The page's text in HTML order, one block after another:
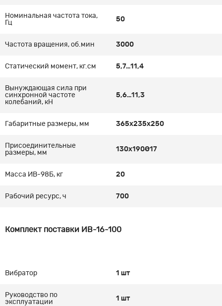
Номинальная частота тока,
Гц
50
Частота вращения, об.мин 3000
Статический момент, кг.см 5,7…11,4
Вынуждающая сила при
синхронной частоте
колебаний, кН
5,6…11,3
Габаритные размеры, мм 365х235х250
Присоединительные
размеры, мм
130х190Ø17
Масса ИВ-98Б, кг 20
Рабочий ресурс, ч 700
Комплект поставки ИВ-16-100
Вибратор 1 шт
Руководство по
эксплуатации
1 шт